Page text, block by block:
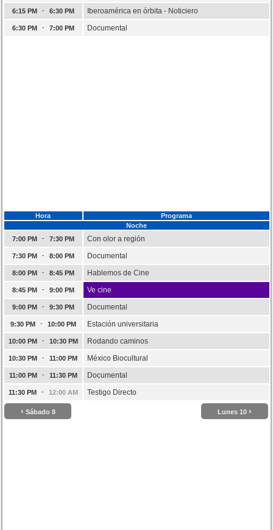
6:15 PM - 6:30 PM Iberoamérica en órbita - Noticiero
6:30 PM - 7:00 PM Documental
Hora
Programa
Noche
7:00 PM
- 7:30 PM Con olor a región
7:30 PM - 8:00 PM Documental
8:00 PM - 8:45 PM Hablemos de Cine
8:45 PM - 9:00 PM Ve cine
9:00 PM - 9:30 PM Documental
9:30 PM - 10:00 PM Estación universitaria
10:00 PM - 10:30 PM Rodando caminos
10:30 PM - 11:00 PM México Biocultural
11:00 PM - 11:30 PM Documental
11:30 PM - 12:00 AM Testigo Directo
‹ Sábado 8 Lunes 10 ›